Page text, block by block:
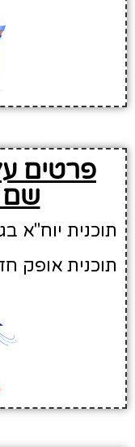
פרטים
שם
תוכנית יוח"א
תוכנית אופק